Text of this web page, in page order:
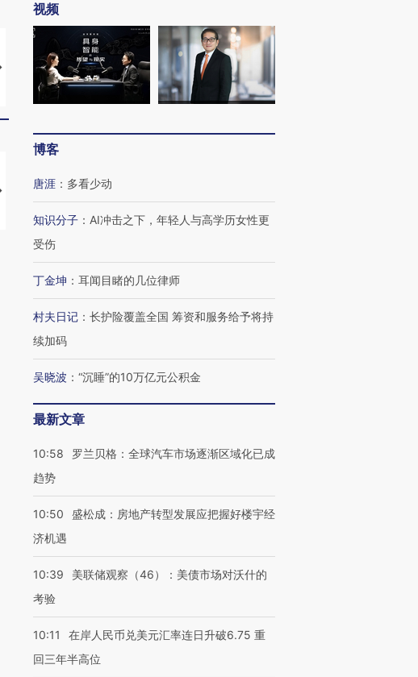
马航飞行员跨国走私7万
粒摇头丸 尿检体内含3种
泽连斯基密集出访美英 索
要防空导弹“救急”
秘鲁纳斯卡观光飞机坠毁
13人遇难
【推广】走进第四届链博
会，让数智科技“链”接产
【特别呈现】寻找100种
有意思的生活方式·第三对
CFO：不靠规模取胜，华
住三大增长引擎是什么？
视频
博客
唐涯 ： 多看少动
知识分子 ： AI冲击之下，年轻人与高学历女性更
受伤
丁金坤 ： 耳闻目睹的几位律师
村夫日记 ： 长护险覆盖全国 筹资和服务给予将持
续加码
吴晓波 ： “沉睡”的10万亿元公积金
最新文章
10:58
罗兰贝格：全球汽车市场逐渐区域化已成
趋势
10:50
盛松成：房地产转型发展应把握好楼宇经
济机遇
10:39
美联储观察（46）：美债市场对沃什的
考验
10:11
在岸人民币兑美元汇率连日升破6.75 重
回三年半高位